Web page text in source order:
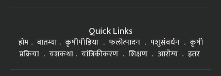
Quick Links
होम बातम्या कृषीपीडिया फलोत्पादन पशुसंवर्धन
कृषी
प्रक्रिया
यशकथा यांत्रिकीकरण शिक्षण आरोग्य इतर